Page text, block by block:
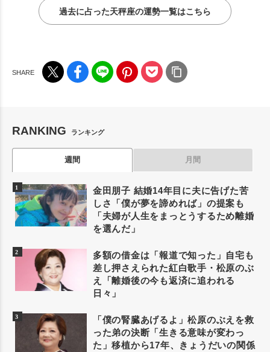
過去に占った天秤座の運勢一覧はこちら
RANKING ランキング
週間 月間
金田朋子 結婚14年目に夫に告げた苦
しさ「僕が夢を諦めれば」の提案も
「夫婦が人生をまっとうするため離婚
を選んだ」
多額の借金は「報道で知った」自宅も
差し押さえられた紅白歌手・松原のぶ
え「離婚後の今も返済に追われる
日々」
「僕の腎臓あげるよ」松原のぶえを救
った弟の決断「生きる意味が変わっ
た」移植から17年、きょうだいの関係